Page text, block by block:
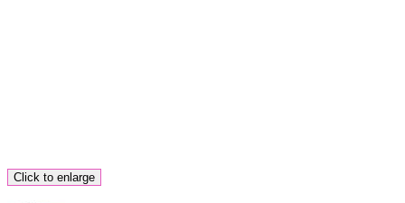
Click to enlarge